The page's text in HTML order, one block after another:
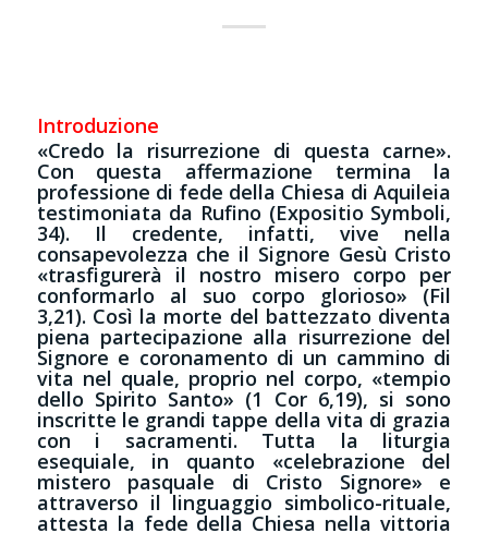
Introduzione
«Credo la risurrezione di questa carne».
Con questa affermazione termina la
professione di fede della Chiesa di Aquileia
testimoniata da Rufino (Expositio Symboli,
34). Il credente, infatti, vive nella
consapevolezza che il Signore Gesù Cristo
«trasfigurerà il nostro misero corpo per
conformarlo al suo corpo glorioso» (Fil
3,21). Così la morte del battezzato diventa
piena partecipazione alla risurrezione del
Signore e coronamento di un cammino di
vita nel quale, proprio nel corpo, «tempio
dello Spirito Santo» (1 Cor 6,19), si sono
inscritte le grandi tappe della vita di grazia
con i sacramenti. Tutta la liturgia
esequiale, in quanto «celebrazione del
mistero pasquale di Cristo Signore» e
attraverso il linguaggio simbolico-rituale,
attesta la fede della Chiesa nella vittoria